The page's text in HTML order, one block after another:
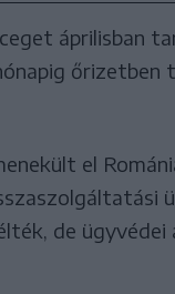
áprilisban
el
de ügyvédei